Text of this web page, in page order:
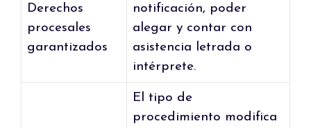
Derechos
procesales
garantizados
notificación, poder
alegar y contar con
asistencia letrada o
intérprete.
El tipo de
procedimiento modifica